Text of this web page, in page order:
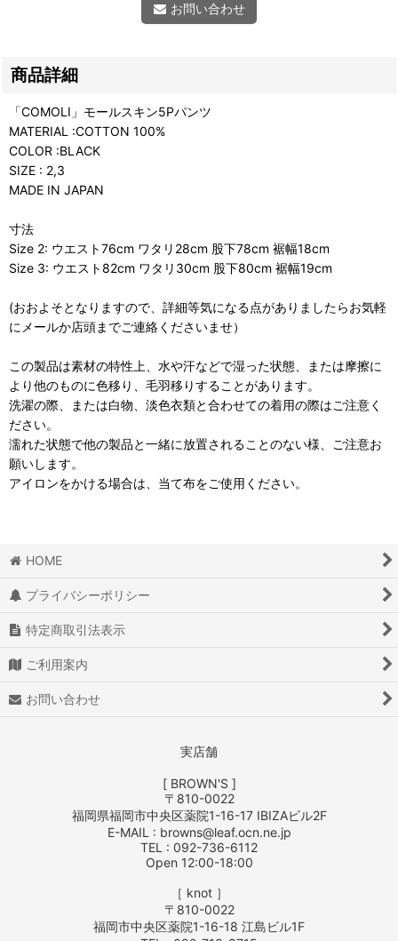
お問い合わせ
商品詳細
「COMOLI」モールスキン5Pパンツ
MATERIAL :COTTON 100%
COLOR :BLACK
SIZE : 2,3
MADE IN JAPAN
寸法
Size 2: ウエスト76cm ワタリ28cm 股下78cm 裾幅18cm
Size 3: ウエスト82cm ワタリ30cm 股下80cm 裾幅19cm
(おおよそとなりますので、詳細等気になる点がありましたらお気軽
にメールか店頭までご連絡くださいませ）
この製品は素材の特性上、水や汗などで湿った状態、または摩擦に
より他のものに色移り、毛羽移りすることがあります。
洗濯の際、または白物、淡色衣類と合わせての着用の際はご注意く
ださい。
濡れた状態で他の製品と一緒に放置されることのない様、ご注意お
願いします。
アイロンをかける場合は、当て布をご使用ください。
HOME
プライバシーポリシー
特定商取引法表示
ご利用案内
お問い合わせ
実店舗
[ BROWN'S ]
〒810-0022
福岡県福岡市中央区薬院1-16-17 IBIZAビル2F
E-MAIL : browns@leaf.ocn.ne.jp
TEL : 092-736-6112
Open 12:00-18:00
［ knot ］
〒810-0022
福岡市中央区薬院1-16-18 江島ビル1F